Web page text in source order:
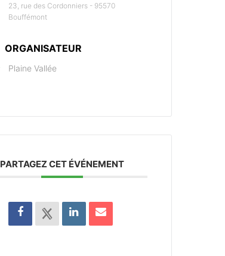
23, rue des Cordonniers - 95570
Bouffémont
ORGANISATEUR
Plaine Vallée
PARTAGEZ CET ÉVÉNEMENT